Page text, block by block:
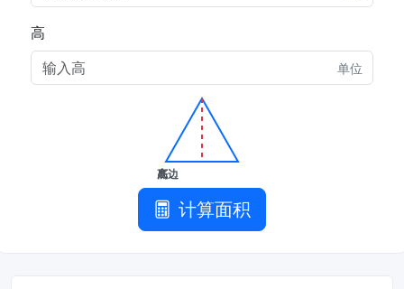
高
单位
底边
高
计算面积